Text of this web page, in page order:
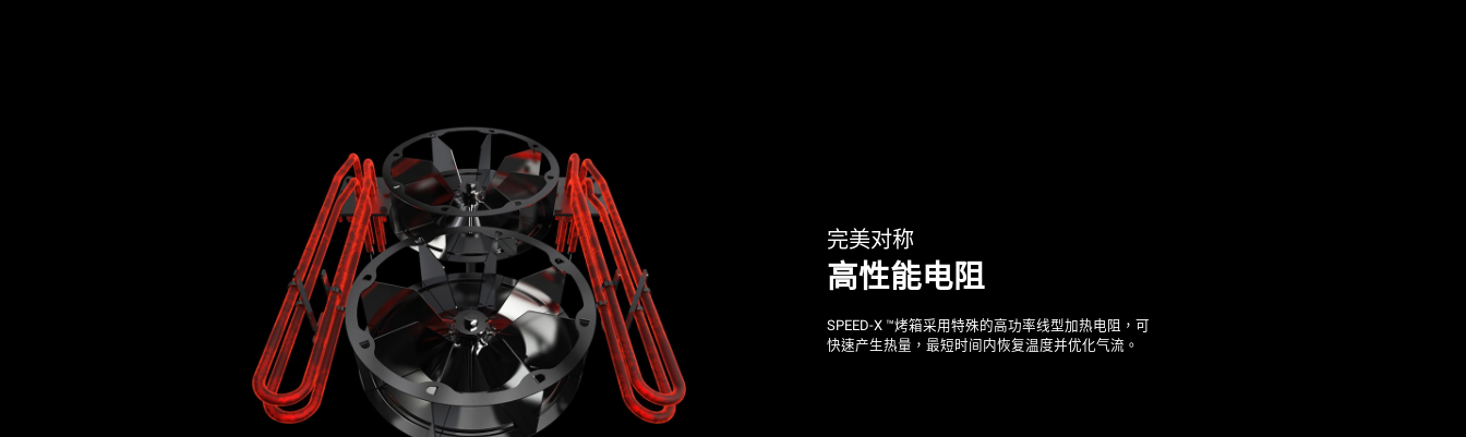
完美对称
高性能电阻
SPEED-X ™烤箱采用特殊的高功率线型加热电阻，可
快速产生热量，最短时间内恢复温度并优化气流。